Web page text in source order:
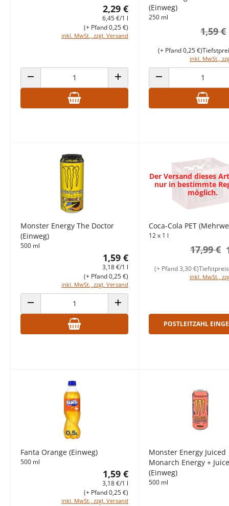
2,29 €
6,45 €/1 l
inkl. MwSt., zzgl. Versand
(+ Pfand 0,25 €)
ANZAHL VERRINGERN ANZAHL ERHÖHEN
(Einweg)
250 ml
1,59 €
inkl. MwSt.,
(+ Pfand 0,25 €)
ANZAHL VERRINGERN
Monster Energy The Doctor
(Einweg)
500 ml
1,59 €
3,18 €/1 l
inkl. MwSt., zzgl. Versand
(+ Pfand 0,25 €)
ANZAHL VERRINGERN ANZAHL ERHÖHEN
Der Versand dieses
nur in bestimmte
möglich.
Coca-Cola PET
12 x 1 l
17,99 €
inkl. MwSt.,
(+ Pfand 3,30 €)
POSTLEITZAHL
Fanta Orange (Einweg)
500 ml
1,59 €
3,18 €/1 l
inkl. MwSt., zzgl. Versand
(+ Pfand 0,25 €)
Monster Energy Juiced
Monarch Energy + Juice
(Einweg)
500 ml